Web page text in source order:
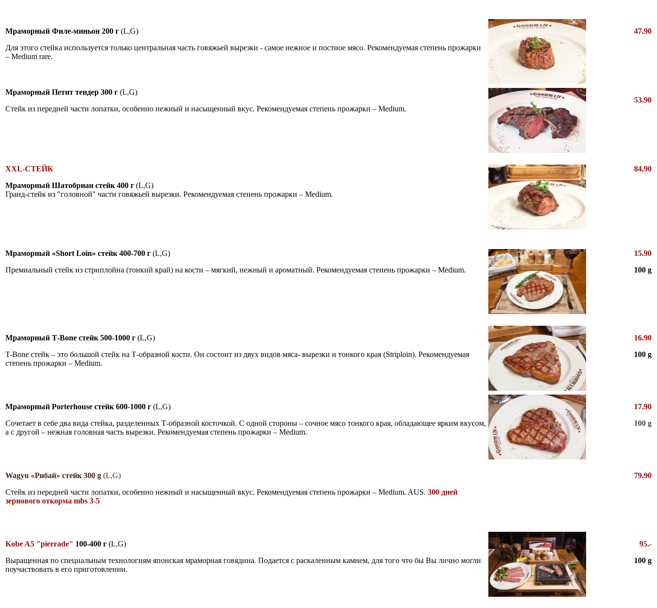
Мраморный Филе-миньон 200 г (L,G)
Для этого стейка используется только центральная часть говяжьей вырезки - самое нежное и постное мясо. Рекомендуемая степень прожарки
– Medium rare.
47.90
Мраморный Петит тендер 300 г (L,G)
Стейк из передней части лопатки, особенно нежный и насыщенный вкус. Рекомендуемая степень прожарки – Medium.
53.90
XXL-СТЕЙК
Мраморный Шатобриан стейк 400 г (L,G)
Гранд-стейк из "головной" части говяжьей вырезки. Рекомендуемая степень прожарки – Medium.
84.90
Мраморный «Short Loin» стейк 400-700 г (L,G)
Премиальный стейк из стриплойна (тонкий край) на кости – мягкий, нежный и ароматный. Рекомендуемая степень прожарки – Medium.
15.90
100 g
Мраморный Т-Bone стейк 500-1000 г (L,G)
T-Bone cтейк – это большой стейк на Т-образной кости. Он состоит из двух видов мяса- вырезки и тонкого края (Striploin). Рекомендуемая
степень прожарки – Medium.
16.90
100 g
Мраморный Porterhouse стейк 600-1000 г (L,G)
Cочетает в себе два вида стейка, разделенных Т-образной косточкой. С одной стороны – сочное мясо тонкого края, обладающее ярким вкусом,
а с другой – нежная головная часть вырезки. Рекомендуемая степень прожарки – Medium.
17.90
100 g
Wagyu «Рибай» стейк 300 g (L,G)
Стейк из передней части лопатки, особенно нежный и насыщенный вкус. Рекомендуемая степень прожарки – Medium. AUS. 300 дней
зернового откорма mbs 3-5
79.90
Kobe A5 "pierrade" 100-400 г (L,G)
Выращенная по специальным технологиям японская мраморная говядина. Подается с раскаленным камнем, для того что бы Вы лично могли
поучаствовать в его приготовлении.
95.-
100 g